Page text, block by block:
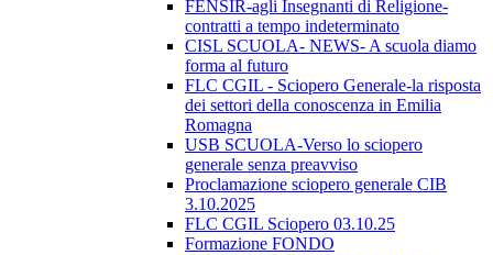
FENSIR-agli Insegnanti di Religione-
contratti a tempo indeterminato
CISL SCUOLA- NEWS- A scuola diamo
forma al futuro
FLC CGIL - Sciopero Generale-la risposta
dei settori della conoscenza in Emilia
Romagna
USB SCUOLA-Verso lo sciopero
generale senza preavviso
Proclamazione sciopero generale CIB
3.10.2025
FLC CGIL Sciopero 03.10.25
Formazione FONDO